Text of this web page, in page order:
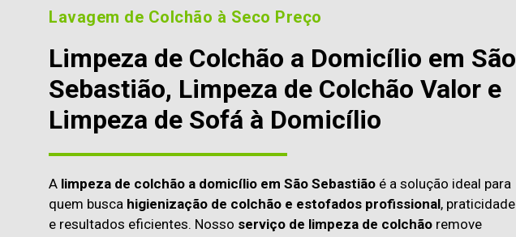
Lavagem de Colchão à Seco Preço
Limpeza de Colchão a Domicílio em São
Sebastião, Limpeza de Colchão Valor e
Limpeza de Sofá à Domicílio
A limpeza de colchão a domicílio em São Sebastião é a solução ideal para
quem busca higienização de colchão e estofados profissional, praticidade
e resultados eficientes. Nosso serviço de limpeza de colchão remove